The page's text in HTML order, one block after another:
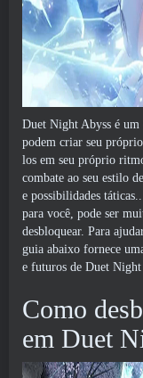
Duet Night Abyss é um
podem criar seu
los em seu próprio
combate ao seu estilo
e possibilidades
para você, pode ser
desbloquear. Para
guia abaixo fornece
e futuros de Duet Night
Como
em Duet